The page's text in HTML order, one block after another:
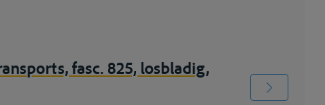
fasc. 825, losbladig,